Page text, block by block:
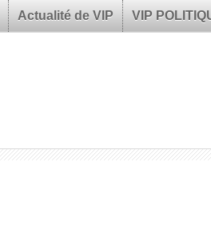
Actualité de VIP VIP